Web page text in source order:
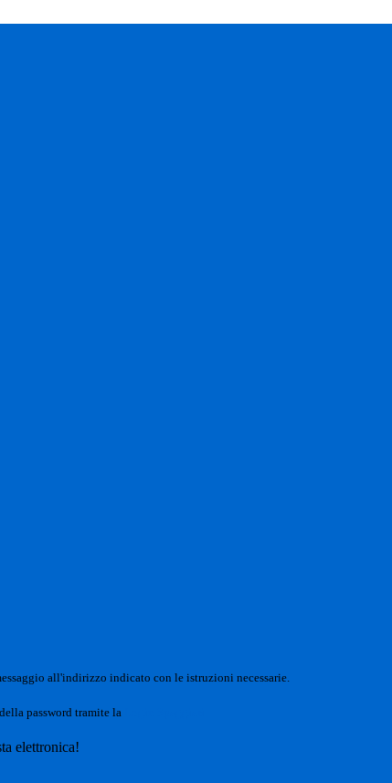
all'indirizzo indicato con le istruzioni necessarie.
password tramite la
elettronica!